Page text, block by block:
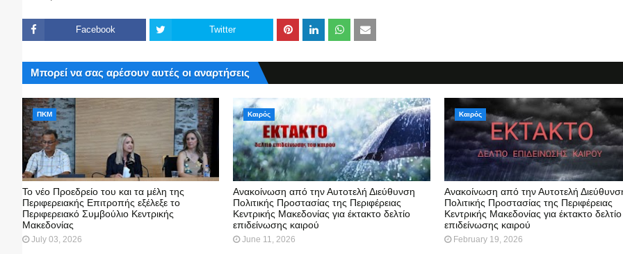
Facebook Twitter
Μπορεί να σας αρέσουν αυτές οι αναρτήσεις
ΠΚΜ
Το νέο Προεδρείο του και τα μέλη της
Περιφερειακής Επιτροπής εξέλεξε το
Περιφερειακό Συμβούλιο Κεντρικής
Μακεδονίας
July 03, 2026
Καιρός
Ανακοίνωση από την Αυτοτελή Διεύθυνση
Πολιτικής Προστασίας της Περιφέρειας
Κεντρικής Μακεδονίας για έκτακτο δελτίο
επιδείνωσης καιρού
June 11, 2026
Καιρός
Ανακοίνωση από την Αυτοτελή
Πολιτικής Προστασίας της Περιφέρειας
Κεντρικής Μακεδονίας για έκτακτο δελτίο
επιδείνωσης καιρού
February 19, 2026